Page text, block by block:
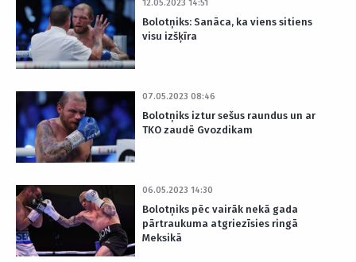
12.05.2023 14:51
Bolotņiks: Sanāca, ka viens sitiens
visu izšķīra
07.05.2023 08:46
Bolotņiks iztur sešus raundus un ar
TKO zaudē Gvozdikam
06.05.2023 14:30
Bolotņiks pēc vairāk nekā gada
pārtraukuma atgriezīsies ringā
Meksikā